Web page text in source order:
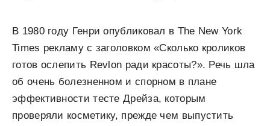
В 1980 году Генри опубликовал в The New York
Times рекламу с заголовком «Сколько кроликов
готов ослепить Revlon ради красоты?». Речь шла
об очень болезненном и спорном в плане
эффективности тесте Дрейза, которым
проверяли косметику, прежде чем выпустить